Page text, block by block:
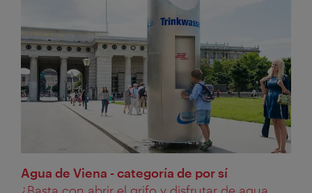
Agua de Viena - categoría de por sí